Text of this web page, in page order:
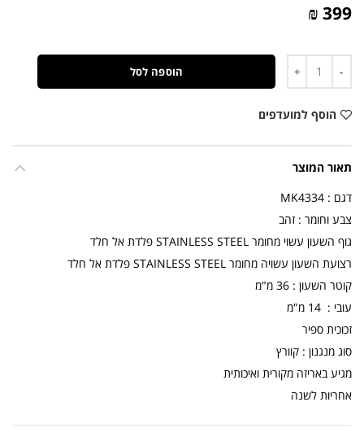
399 ₪
הוספה לסל
הוסף למועדפים
תאור המוצר
דגם : MK4334
צבע וחומר : זהב
גוף השעון עשוי מחומר STAINLESS STEEL פלדת אל חלד
רצועת השעון עשויה מחומר STAINLESS STEEL פלדת אל חלד
קוטר השעון : 36 מ"מ
עובי : 14 מ"מ
זכוכית ספיר
סוג מנגנון : קוורץ
מגיע באריזה מקורית ואיכותית
אחריות לשנה